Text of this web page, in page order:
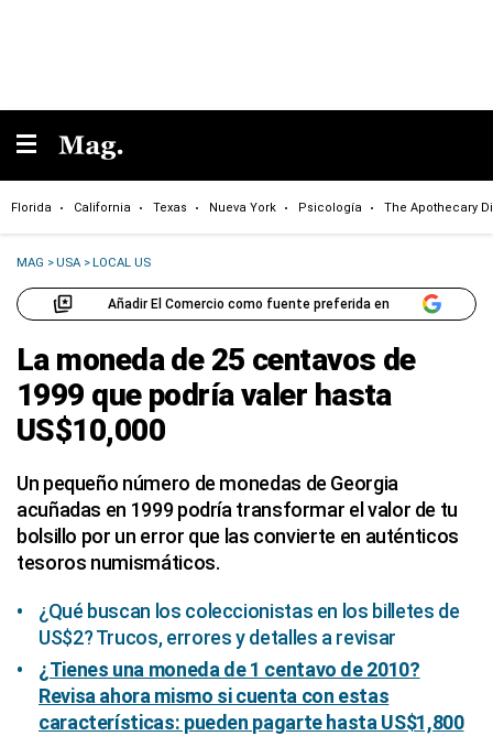
Florida California Texas Nueva York Psicología The Apothecary
MAG >USA >LOCAL US
Añadir El Comercio como fuente preferida en
La moneda de 25 centavos de
1999 que podría valer hasta
US$10,000
Un pequeño número de monedas de Georgia
acuñadas en 1999 podría transformar el valor de tu
bolsillo por un error que las convierte en auténticos
tesoros numismáticos.
¿Qué buscan los coleccionistas en los billetes de
US$2? Trucos, errores y detalles a revisar
¿Tienes una moneda de 1 centavo de 2010?
Revisa ahora mismo si cuenta con estas
características: pueden pagarte hasta US$1,800